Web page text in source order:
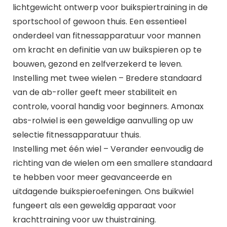
lichtgewicht ontwerp voor buikspiertraining in de
sportschool of gewoon thuis. Een essentieel
onderdeel van fitnessapparatuur voor mannen
om kracht en definitie van uw buikspieren op te
bouwen, gezond en zelfverzekerd te leven.
Instelling met twee wielen – Bredere standaard
van de ab-roller geeft meer stabiliteit en
controle, vooral handig voor beginners. Amonax
abs-rolwiel is een geweldige aanvulling op uw
selectie fitnessapparatuur thuis.
Instelling met één wiel – Verander eenvoudig de
richting van de wielen om een smallere standaard
te hebben voor meer geavanceerde en
uitdagende buikspieroefeningen. Ons buikwiel
fungeert als een geweldig apparaat voor
krachttraining voor uw thuistraining.